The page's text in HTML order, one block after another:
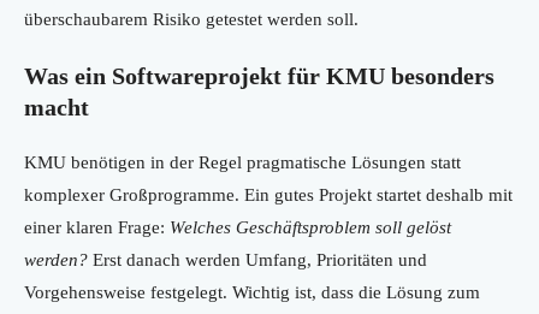
überschaubarem Risiko getestet werden soll.
Was ein Softwareprojekt für KMU besonders
macht
KMU benötigen in der Regel pragmatische Lösungen statt
komplexer Großprogramme. Ein gutes Projekt startet deshalb mit
einer klaren Frage: Welches Geschäftsproblem soll gelöst
werden? Erst danach werden Umfang, Prioritäten und
Vorgehensweise festgelegt. Wichtig ist, dass die Lösung zum